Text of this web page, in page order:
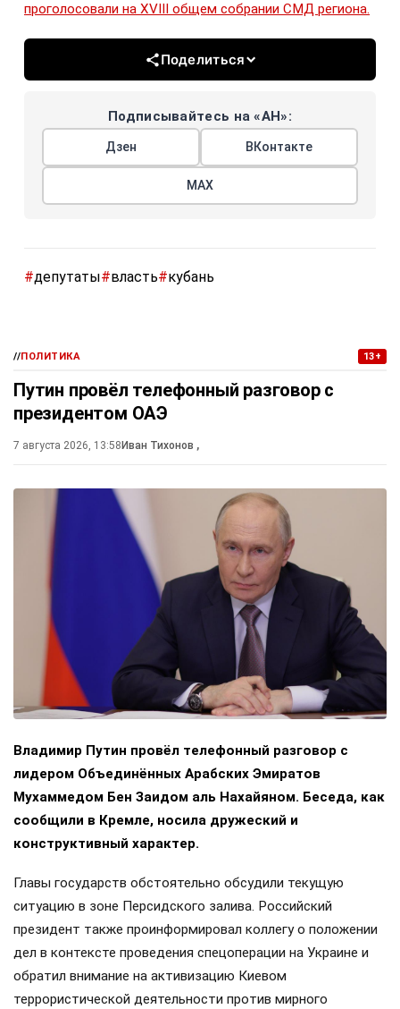
проголосовали на XVIII общем собрании СМД региона.
Поделиться
Подписывайтесь на «АН»:
Дзен ВКонтакте
МАХ
#депутаты#власть#кубань
//ПОЛИТИКА 13+
Путин провёл телефонный разговор с
президентом ОАЭ
7 августа 2026, 13:58 Иван Тихонов ,
Владимир Путин провёл телефонный разговор с
лидером Объединённых Арабских Эмиратов
Мухаммедом Бен Заидом аль Нахайяном. Беседа, как
сообщили в Кремле, носила дружеский и
конструктивный характер.
Главы государств обстоятельно обсудили текущую
ситуацию в зоне Персидского залива. Российский
президент также проинформировал коллегу о положении
дел в контексте проведения спецоперации на Украине и
обратил внимание на активизацию Киевом
террористической деятельности против мирного